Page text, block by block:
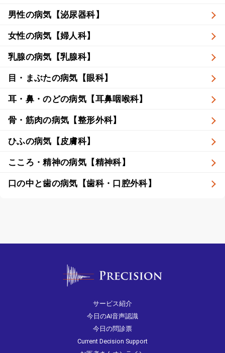
男性の病気【泌尿器科】
女性の病気【婦人科】
乳腺の病気【乳腺科】
目・まぶたの病気【眼科】
耳・鼻・のどの病気【耳鼻咽喉科】
骨・筋肉の病気【整形外科】
ひふの病気【皮膚科】
こころ・精神の病気【精神科】
口の中と歯の病気【歯科・口腔外科】
サービス紹介
今日のAI音声認識
今日の問診票
Current Decision Support